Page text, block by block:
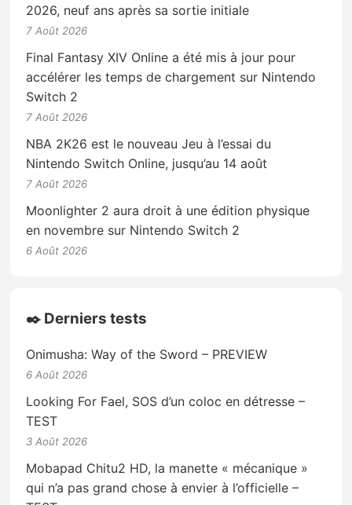
2026, neuf ans après sa sortie initiale
7 Août 2026
Final Fantasy XIV Online a été mis à jour pour
accélérer les temps de chargement sur Nintendo
Switch 2
7 Août 2026
NBA 2K26 est le nouveau Jeu à l’essai du
Nintendo Switch Online, jusqu’au 14 août
7 Août 2026
Moonlighter 2 aura droit à une édition physique
en novembre sur Nintendo Switch 2
6 Août 2026
✒️ Derniers tests
Onimusha: Way of the Sword – PREVIEW
6 Août 2026
Looking For Fael, SOS d’un coloc en détresse –
TEST
3 Août 2026
Mobapad Chitu2 HD, la manette « mécanique »
qui n’a pas grand chose à envier à l’officielle –